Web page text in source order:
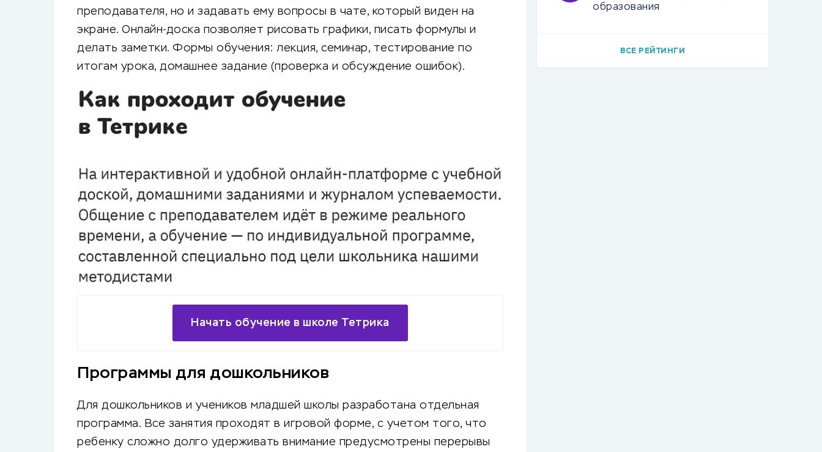
преподавателя, но и задавать ему вопросы в чате, который виден на
экране. Онлайн-доска позволяет рисовать графики, писать формулы и
делать заметки. Формы обучения: лекция, семинар, тестирование по
итогам урока, домашнее задание (проверка и обсуждение ошибок).
Начать обучение в школе Тетрика
Программы для дошкольников
Для дошкольников и учеников младшей школы разработана отдельная
программа. Все занятия проходят в игровой форме, с учетом того, что
ребенку сложно долго удерживать внимание предусмотрены перерывы
образования
ВСЕ РЕЙТИНГИ